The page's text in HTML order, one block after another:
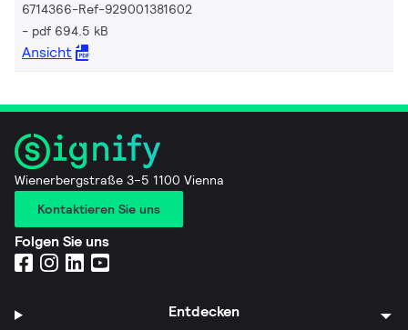
6714366-Ref-929001381602
pdf 694.5 kB
Ansicht
Wienerbergstraße 3–5 1100 Vienna
Kontaktieren Sie uns
Folgen Sie uns
Entdecken